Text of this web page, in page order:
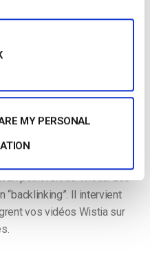
MY PERSONAL
autre fonctionnalité citée
entonnoirs de flux d’e-mails
et mettre en place
très utile.
un point fort de Wistia. Les
Il intervient
vos vidéos Wistia sur